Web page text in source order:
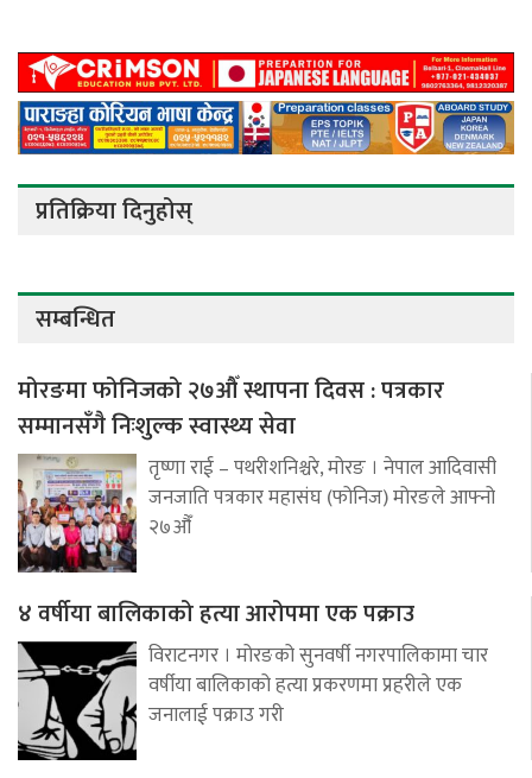
प्रतिक्रिया दिनुहोस्
सम्बन्धित
मोरङमा फोनिजको २७औँ स्थापना दिवस : पत्रकार
सम्मानसँगै निःशुल्क स्वास्थ्य सेवा
तृष्णा राई – पथरीशनिश्चरे, मोरङ । नेपाल आदिवासी
जनजाति पत्रकार महासंघ (फोनिज) मोरङले आफ्नो
२७औँ
४ वर्षीया बालिकाको हत्या आरोपमा एक पक्राउ
विराटनगर । मोरङको सुनवर्षी नगरपालिकामा चार
वर्षीया बालिकाको हत्या प्रकरणमा प्रहरीले एक
जनालाई पक्राउ गरी